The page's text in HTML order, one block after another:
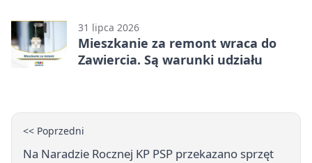
31 lipca 2026
Mieszkanie za remont wraca do
Zawiercia. Są warunki udziału
<< Poprzedni
Na Naradzie Rocznej KP PSP przekazano sprzęt